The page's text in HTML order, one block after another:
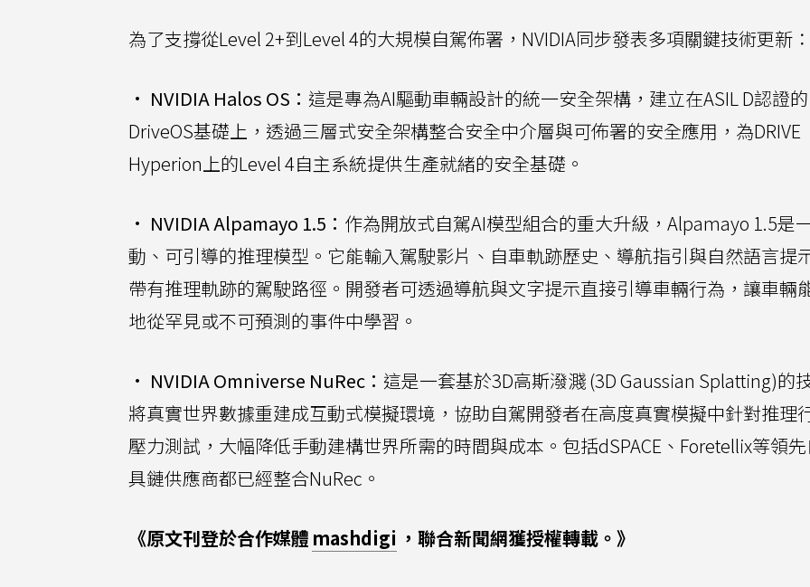
為了支撐從Level 2+到Level 4的大規模自駕佈署，NVIDIA同步發表多項關鍵技術更新：
• NVIDIA Halos OS： 這是專為AI驅動車輛設計的統一安全架構，建立在ASIL D認證的
DriveOS基礎上，透過三層式安全架構整合安全中介層與可佈署的安全應用，為DRIVE
Hyperion上的Level 4自主系統提供生產就緒的安全基礎。
• NVIDIA Alpamayo 1.5： 作為開放式自駕AI模型組合的重大升級，Alpamayo 1.5是
動、可引導的推理模型。它能輸入駕駛影片、自車軌跡歷史、導航指引與自然語言提
帶有推理軌跡的駕駛路徑。開發者可透過導航與文字提示直接引導車輛行為，讓車輛
地從罕見或不可預測的事件中學習。
• NVIDIA Omniverse NuRec： 這是一套基於3D高斯潑濺 (3D Gaussian Splatting)的
將真實世界數據重建成互動式模擬環境，協助自駕開發者在高度真實模擬中針對推理
壓力測試，大幅降低手動建構世界所需的時間與成本。包括dSPACE、Foretellix等領
具鏈供應商都已經整合NuRec。
《原文刊登於合作媒體 mashdigi ，聯合新聞網獲授權轉載。》